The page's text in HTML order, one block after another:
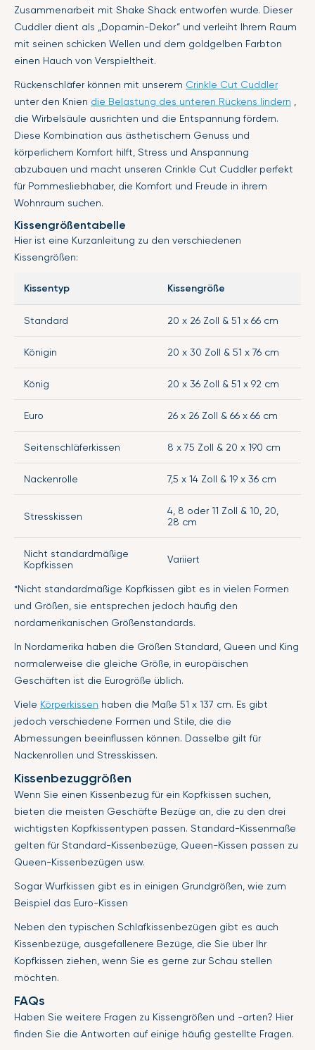
Zusammenarbeit mit Shake Shack entworfen wurde. Dieser
Cuddler dient als „Dopamin-Dekor“ und verleiht Ihrem Raum
mit seinen schicken Wellen und dem goldgelben Farbton
einen Hauch von Verspieltheit.
Rückenschläfer können mit unserem Crinkle Cut Cuddler
unter den Knien die Belastung des unteren Rückens lindern
die Wirbelsäule ausrichten und die Entspannung fördern.
Diese Kombination aus ästhetischem Genuss und
körperlichem Komfort hilft, Stress und Anspannung
abzubauen und macht unseren Crinkle Cut Cuddler perfekt
für Pommesliebhaber, die Komfort und Freude in ihrem
Wohnraum suchen.
Kissengrößentabelle
Hier ist eine Kurzanleitung zu den verschiedenen
Kissengrößen:
Kissentyp Kissengröße
Standard 20 x 26 Zoll & 51 x 66 cm
Königin 20 x 30 Zoll & 51 x 76 cm
König 20 x 36 Zoll & 51 x 92 cm
Euro 26 x 26 Zoll & 66 x 66 cm
Seitenschläferkissen 8 x 75 Zoll & 20 x 190 cm
Nackenrolle 7,5 x 14 Zoll & 19 x 36 cm
Stresskissen
4, 8 oder 11 Zoll & 10, 20,
28 cm
Nicht standardmäßige
Kopfkissen
Variiert
*Nicht standardmäßige Kopfkissen gibt es in vielen Formen
und Größen, sie entsprechen jedoch häufig den
nordamerikanischen Größenstandards.
In Nordamerika haben die Größen Standard, Queen und King
normalerweise die gleiche Größe, in europäischen
Geschäften ist die Eurogröße üblich.
Viele Körperkissen haben die Maße 51 x 137 cm. Es gibt
jedoch verschiedene Formen und Stile, die die
Abmessungen beeinflussen können. Dasselbe gilt für
Nackenrollen und Stresskissen.
Kissenbezuggrößen
Wenn Sie einen Kissenbezug für ein Kopfkissen suchen,
bieten die meisten Geschäfte Bezüge an, die zu den drei
wichtigsten Kopfkissentypen passen. Standard-Kissenmaße
gelten für Standard-Kissenbezüge, Queen-Kissen passen zu
Queen-Kissenbezügen usw.
Sogar Wurfkissen gibt es in einigen Grundgrößen, wie zum
Beispiel das Euro-Kissen
Neben den typischen Schlafkissenbezügen gibt es auch
Kissenbezüge, ausgefallenere Bezüge, die Sie über Ihr
Kopfkissen ziehen, wenn Sie es gerne zur Schau stellen
möchten.
FAQs
Haben Sie weitere Fragen zu Kissengrößen und -arten? Hier
finden Sie die Antworten auf einige häufig gestellte Fragen.